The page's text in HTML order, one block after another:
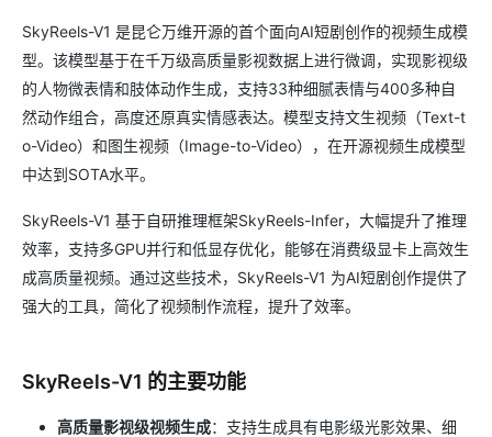
SkyReels-V1 是昆仑万维开源的首个面向AI短剧创作的视频生成模
型。该模型基于在千万级高质量影视数据上进行微调，实现影视级
的人物微表情和肢体动作生成，支持33种细腻表情与400多种自
然动作组合，高度还原真实情感表达。模型支持文生视频（Text-t
o-Video）和图生视频（Image-to-Video），在开源视频生成模型
中达到SOTA水平。
SkyReels-V1 基于自研推理框架SkyReels-Infer，大幅提升了推理
效率，支持多GPU并行和低显存优化，能够在消费级显卡上高效生
成高质量视频。通过这些技术，SkyReels-V1 为AI短剧创作提供了
强大的工具，简化了视频制作流程，提升了效率。
SkyReels-V1 的主要功能
高质量影视级视频生成：支持生成具有电影级光影效果、细